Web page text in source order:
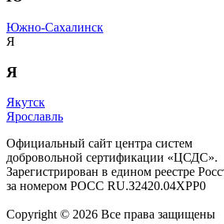
Южно-Сахалинск
Я
Я
Якутск
Ярославль
Официальный сайт центра систем
добровольной сертификации «ЦСДС».
Зарегистрирован в едином реестре
за номером РОСС RU.З2420.04ХРР0
Copyright © 2026 Все права защищены